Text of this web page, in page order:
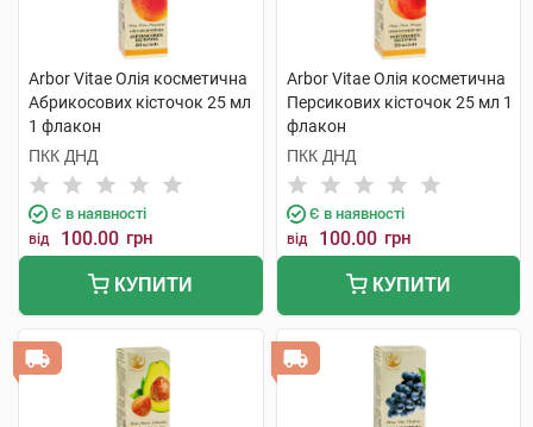
Arbor Vitae Олія косметична
Абрикосових кісточок 25 мл
1 флакон
ПКК ДНД
Є в наявності
від 100.00 грн
КУПИТИ
Arbor Vitae Олія косметична
Персикових кісточок 25 мл 1
флакон
ПКК ДНД
Є в наявності
від 100.00 грн
КУПИТИ